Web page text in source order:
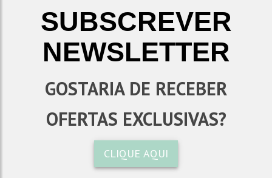
SUBSCREVER
NEWSLETTER
GOSTARIA DE RECEBER
OFERTAS EXCLUSIVAS?
CLIQUE AQUI